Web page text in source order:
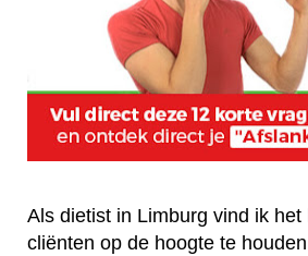
Als dietist in Limburg vind ik het
cliënten op de hoogte te